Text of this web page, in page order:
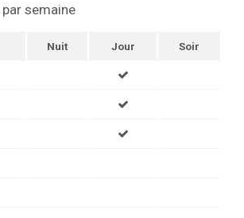
semaine
Nuit Jour Soir